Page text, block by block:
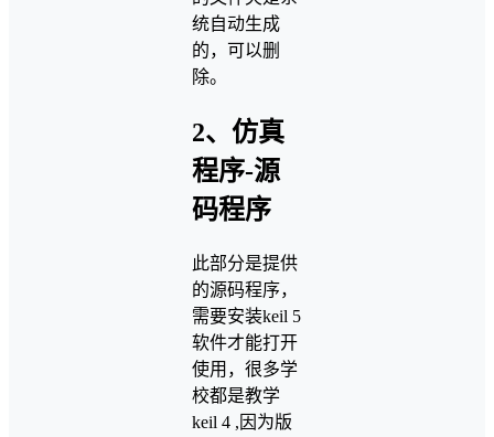
统自动生成
的，可以删
除。
2、仿真
程序-源
码程序
此部分是提供
的源码程序，
需要安装keil 5
软件才能打开
使用，很多学
校都是教学
keil 4 ,因为版